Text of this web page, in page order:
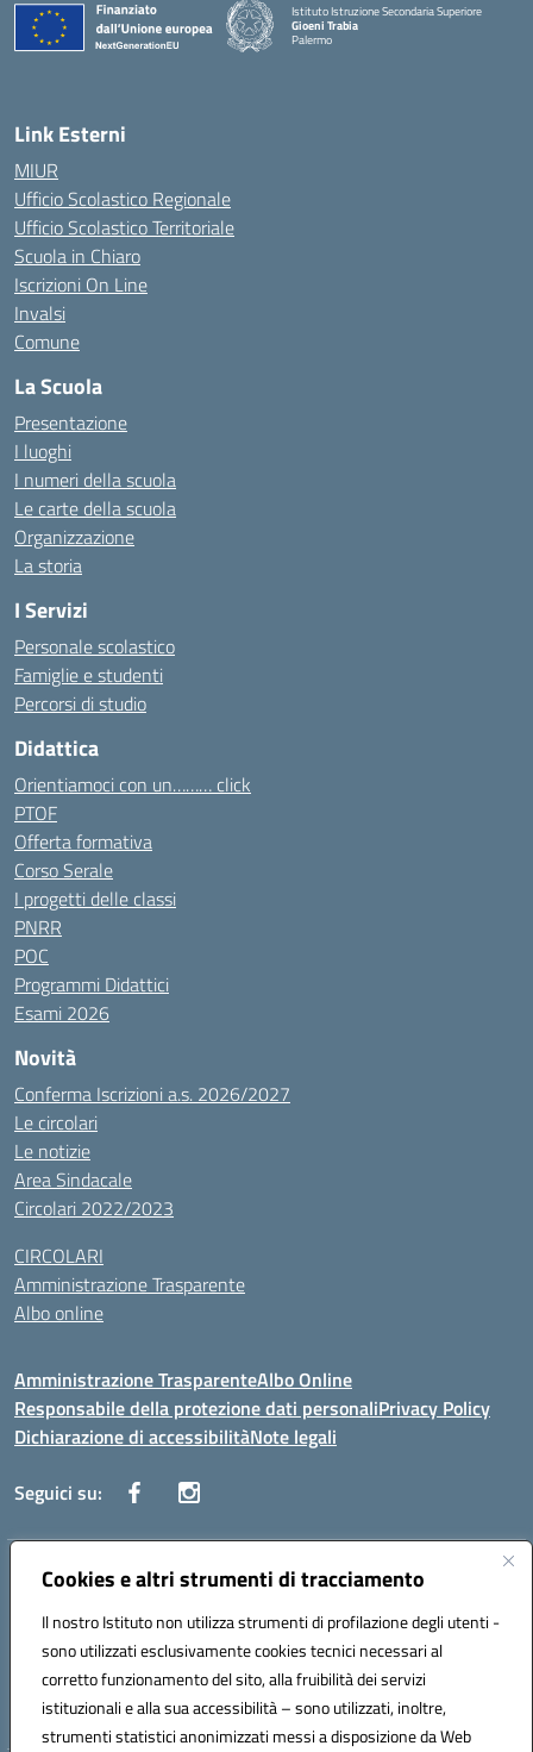
Cookies e altri strumenti di tracciamento
Il nostro Istituto non utilizza strumenti di profilazione degli utenti -
sono utilizzati esclusivamente cookies tecnici necessari al
corretto funzionamento del sito, alla fruibilità dei servizi
istituzionali e alla sua accessibilità – sono utilizzati, inoltre,
strumenti statistici anonimizzati messi a disposizione da Web
Istituto Istruzione Secondaria Superiore
Gioeni Trabia
Palermo
Link Esterni
MIUR
Ufficio Scolastico Regionale
Ufficio Scolastico Territoriale
Scuola in Chiaro
Iscrizioni On Line
Invalsi
Comune
La Scuola
Presentazione
I luoghi
I numeri della scuola
Le carte della scuola
Organizzazione
La storia
I Servizi
Personale scolastico
Famiglie e studenti
Percorsi di studio
Didattica
Orientiamoci con un……… click
PTOF
Offerta formativa
Corso Serale
I progetti delle classi
PNRR
POC
Programmi Didattici
Esami 2026
Novità
Conferma Iscrizioni a.s. 2026/2027
Le circolari
Le notizie
Area Sindacale
Circolari 2022/2023
CIRCOLARI
Amministrazione Trasparente
Albo online
Amministrazione TrasparenteAlbo Online
Responsabile della protezione dati personaliPrivacy Policy
Dichiarazione di accessibilitàNote legali
Seguici su:
Indirizzo:Corso Vittorio Emanuele, 27 90133 - Palermo
Posta elettronica certificata (PEC):pais03600r@pec.istruzione.it
Codice fiscale: 97308550827
Codice meccanografico: PAIS03600R